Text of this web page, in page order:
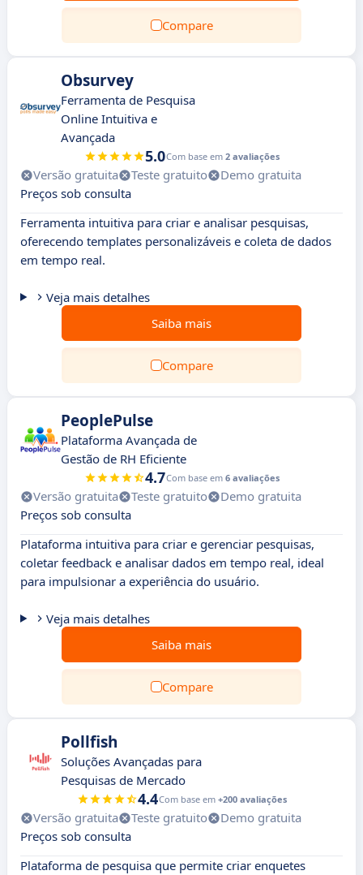
Compare
Obsurvey
Ferramenta de Pesquisa
Online Intuitiva e
Avançada
5.0Com base em 2 avaliações
Versão gratuita Teste gratuito
Demo gratuita
Preços sob consulta
Ferramenta intuitiva para criar e analisar pesquisas,
oferecendo templates personalizáveis e coleta de dados
em tempo real.
Veja mais detalhes
Saiba mais
Compare
PeoplePulse
Plataforma Avançada de
Gestão de RH Eficiente
4.7Com base em 6 avaliações
Versão gratuita Teste gratuito
Demo gratuita
Preços sob consulta
Plataforma intuitiva para criar e gerenciar pesquisas,
coletar feedback e analisar dados em tempo real, ideal
para impulsionar a experiência do usuário.
Veja mais detalhes
Saiba mais
Compare
Pollfish
Soluções Avançadas para
Pesquisas de Mercado
4.4Com base em +200 avaliações
Versão gratuita Teste gratuito
Demo gratuita
Preços sob consulta
Plataforma de pesquisa que permite criar enquetes